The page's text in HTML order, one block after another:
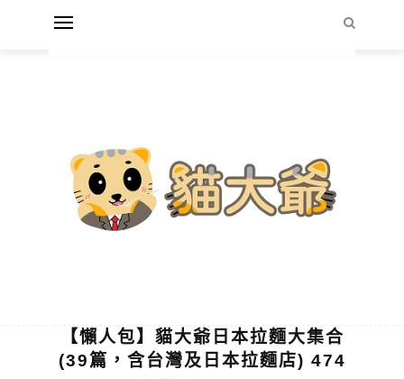
【懶人包】貓大爺日本拉麵大集合
(39篇，含台灣及日本拉麵店) 474